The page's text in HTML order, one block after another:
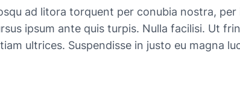
ad litora torquent per conubia nostra,
ipsum ante quis turpis. Nulla facilisi. Ut
ultrices. Suspendisse in justo eu magna